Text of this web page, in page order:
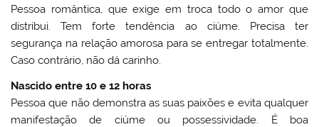
Pessoa romântica, que exige em troca todo o amor que
distribui. Tem forte tendência ao ciúme. Precisa ter
segurança na relação amorosa para se entregar totalmente.
Caso contrário, não dá carinho.
Nascido entre 10 e 12 horas
Pessoa que não demonstra as suas paixões e evita qualquer
manifestação de ciúme ou possessividade. É boa